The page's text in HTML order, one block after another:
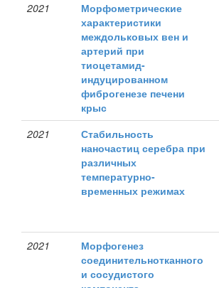
2021
Морфометрические
характеристики
междольковых вен и
артерий при
тиоцетамид-
индуцированном
фиброгенезе печени
крыс
2021
Стабильность
наночастиц серебра при
различных
температурно-
временных режимах
2021
Морфогенез
соединительнотканного
и сосудистого